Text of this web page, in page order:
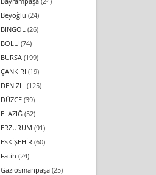
Beyoğlu (24)
BİNGÖL (26)
BOLU (74)
BURSA(199)
ÇANKIRI (19)
DENİZLİ (125)
DÜZCE(39)
ELAZIĞ(52)
ERZURUM (91)
ESKİŞEHİR (60)
Fatih (24)
Gaziosmanpaşa(25)